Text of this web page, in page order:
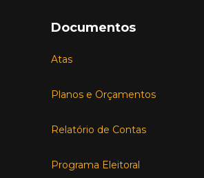
Documentos
Atas
Planos e Orçamentos
Relatório de Contas
Programa Eleitoral